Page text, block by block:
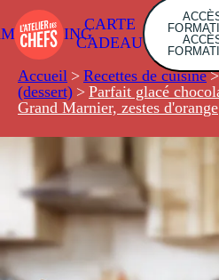
CARTE
CADEAU
Accueil > Recettes de cuisine >
(dessert) > Parfait glacé
Grand Marnier, zestes d'orange